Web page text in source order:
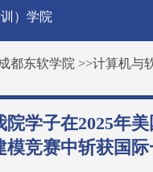
）学院
成都东软学院 >>计算机与
院学子在2025年
模竞赛中斩获国